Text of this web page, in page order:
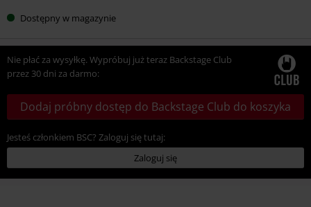
Dostępny w magazynie
Nie płać za wysyłkę. Wypróbuj już teraz Backstage Club
przez 30 dni za darmo:
Dodaj próbny dostęp do Backstage Club do koszyka
Jesteś członkiem BSC? Zaloguj się tutaj:
Zaloguj się